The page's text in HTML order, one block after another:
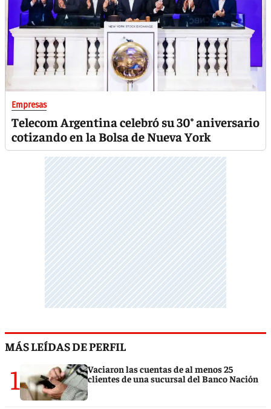
Empresas
Telecom Argentina celebró su 30° aniversario
cotizando en la Bolsa de Nueva York
MÁS LEÍDAS DE PERFIL
1
Vaciaron las cuentas de al menos 25
clientes de una sucursal del Banco Nación